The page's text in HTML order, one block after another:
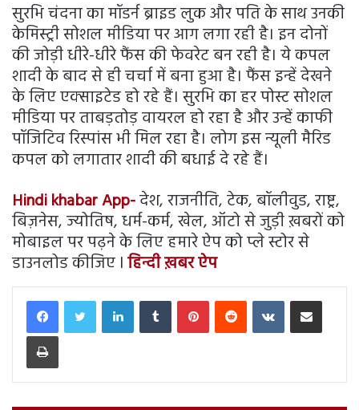
सुरभि चंदना का मॉडर्न ब्राइड लुक और पति के साथ उनकी
केमिस्ट्री सोशल मीडिया पर आग लगा रही है। इन दोनों
की जोड़ी धीरे-धीरे फैंस की फेवरेट बन रही है। ये कपल
शादी के बाद से ही चर्चा में बना हुआ है। फैंस इन्हें देखने
के लिए एक्साइटेड हो रहे हैं। सुरभि का हर पोस्ट सोशल
मीडिया पर ताबड़तोड़ वायरल हो रहा है और उन्हें काफी
पॉजिटिव रिस्पांस भी मिल रहा है। लोग इस न्यूली मैरिड
कपल को लगातार शादी की बधाई दे रहे हैं।
Hindi khabar App-देश, राजनीति, टेक, बॉलीवुड, राष्ट्र,
बिज़नेस, ज्योतिष, धर्म-कर्म, खेल, ऑटो से जुड़ी ख़बरों को
मोबाइल पर पढ़ने के लिए हमारे ऐप को प्ले स्टोर से
डाउनलोड कीजिए lहिन्दी ख़बर ऐप
LinkedInTumblr PinterestReddit VKontakteShare via Email
Print